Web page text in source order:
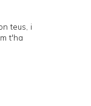
teus, i
t'ha